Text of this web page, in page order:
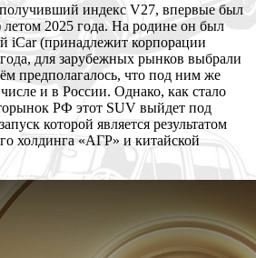
индекс V27, впервые был
2025 года.На родине он был
iCar (принадлежит корпорации
для зарубежных рынков выбрали
предполагалось, что под ним же
и в России. Однако, как стало
РФ этот SUV выйдет под
которой является результатом
холдинга «АГР» и китайской